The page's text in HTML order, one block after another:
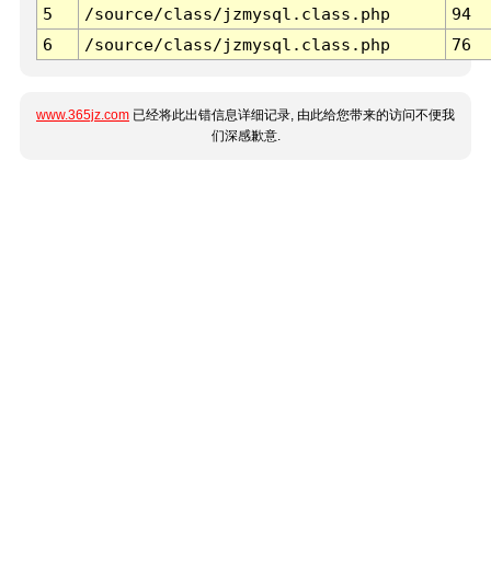
5
/source/class/jzmysql.class.php
94
6
/source/class/jzmysql.class.php 76
www.365jz.com 已经将此出错信息详细记录, 由此给您带来的访问不便我
们深感歉意.